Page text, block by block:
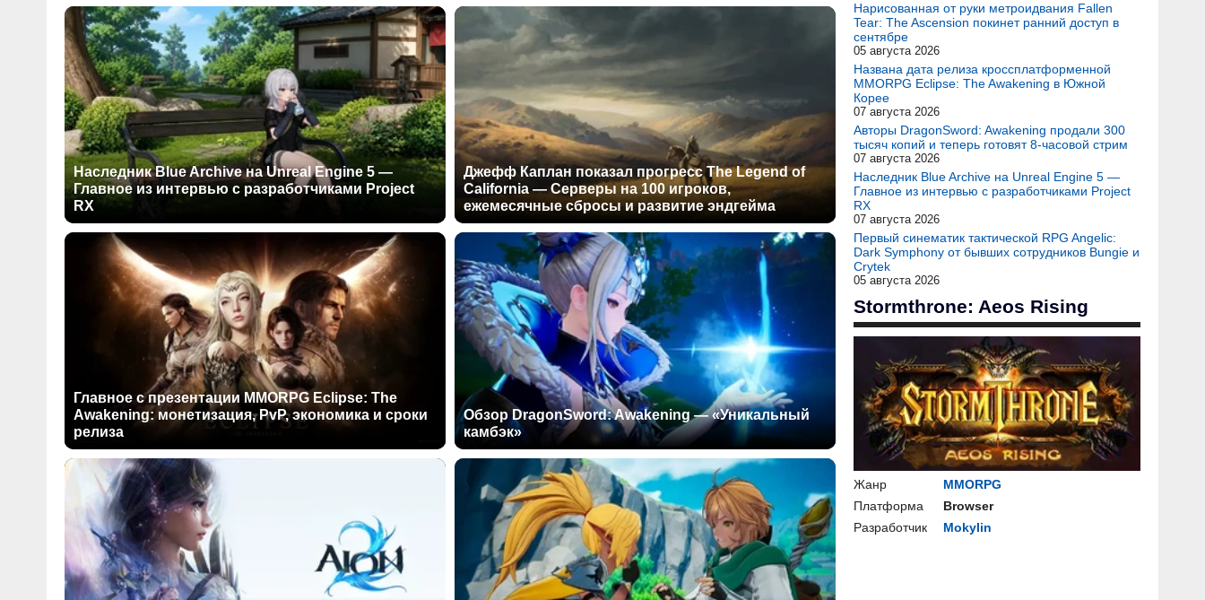
Наследник Blue Archive на Unreal Engine 5 —
Главное из интервью с разработчиками Project
RX
Джефф Каплан показал прогресс The Legend of
California — Серверы на 100 игроков,
ежемесячные сбросы и развитие эндгейма
Главное с презентации MMORPG Eclipse: The
Awakening: монетизация, PvP, экономика и сроки
релиза
Обзор DragonSword: Awakening — «Уникальный
камбэк»
Нарисованная от руки метроидвания Fallen
Tear: The Ascension покинет ранний доступ в
сентябре
05 августа 2026
Названа дата релиза кроссплатформенной
MMORPG Eclipse: The Awakening в Южной
Корее
07 августа 2026
Авторы DragonSword: Awakening продали 300
тысяч копий и теперь готовят 8-часовой стрим
07 августа 2026
Наследник Blue Archive на Unreal Engine 5 —
Главное из интервью с разработчиками Project
RX
07 августа 2026
Первый синематик тактической RPG Angelic:
Dark Symphony от бывших сотрудников Bungie и
Crytek
05 августа 2026
Stormthrone: Aeos Rising
Жанр
MMORPG
Платформа
Browser
Разработчик
Mokylin